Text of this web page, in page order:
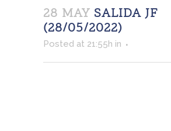
28 MAY SALIDA JF
(28/05/2022)
Posted at 21:55h in